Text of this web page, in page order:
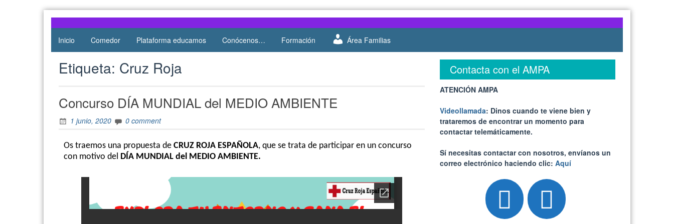
Atocha
de Atocha
Inicio Comedor Plataforma educamos Conócenos… Formación Área Familias
Etiqueta: Cruz Roja
Concurso DÍA MUNDIAL del MEDIO AMBIENTE
1 junio, 2020 0 comment
Os traemos una propuesta de CRUZ ROJA ESPAÑOLA, que se trata de participar en un concurso
con motivo del DÍA MUNDIAL del MEDIO AMBIENTE.
Contacta con el AMPA
ATENCIÓN AMPA
Videollamada: Dinos cuando te viene bien y
trataremos de encontrar un momento para
contactar telemáticamente.
Sí necesitas contactar con nosotros, envíanos un
correo electrónico haciendo clic: Aquí